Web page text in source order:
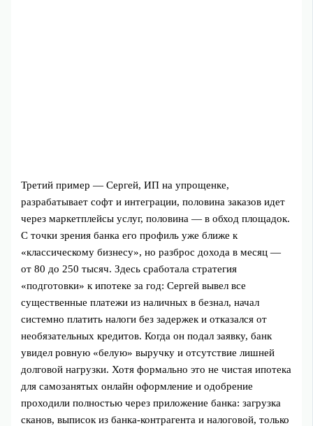
Третий пример — Сергей, ИП на упрощенке,
разрабатывает софт и интеграции, половина заказов идет
через маркетплейсы услуг, половина — в обход площадок.
С точки зрения банка его профиль уже ближе к
«классическому бизнесу», но разброс дохода в месяц —
от 80 до 250 тысяч. Здесь сработала стратегия
«подготовки» к ипотеке за год: Сергей вывел все
существенные платежи из наличных в безнал, начал
системно платить налоги без задержек и отказался от
необязательных кредитов. Когда он подал заявку, банк
увидел ровную «белую» выручку и отсутствие лишней
долговой нагрузки. Хотя формально это не чистая ипотека
для самозанятых онлайн оформление и одобрение
проходили полностью через приложение банка: загрузка
сканов, выписок из банка-контрагента и налоговой, только